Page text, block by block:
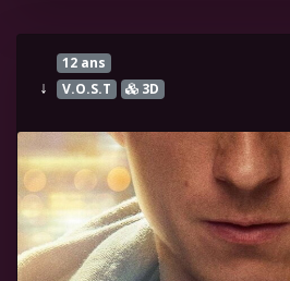
↓
12 ans
V.O.S.T
3D